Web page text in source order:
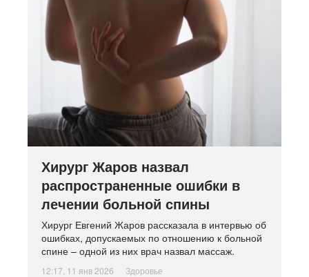
Хирург Жаров назвал
распространенные ошибки в
лечении больной спины
Хирург Евгений Жаров рассказала в интервью об
ошибках, допускаемых по отношению к больной
спине – одной из них врач назвал массаж.
12:17, 11 янв 2026 Здоровье